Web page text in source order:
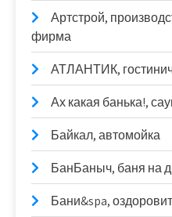
Артстрой,
фирма
АТЛАНТИК,
Ах какая банька!,
Байкал, автомойка
БанБаныч, баня на
Бани&spa,